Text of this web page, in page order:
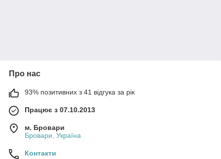
Про нас
93% позитивних з 41 відгука за рік
Працює з 07.10.2013
м. Бровари
Бровари, Україна
Контакти